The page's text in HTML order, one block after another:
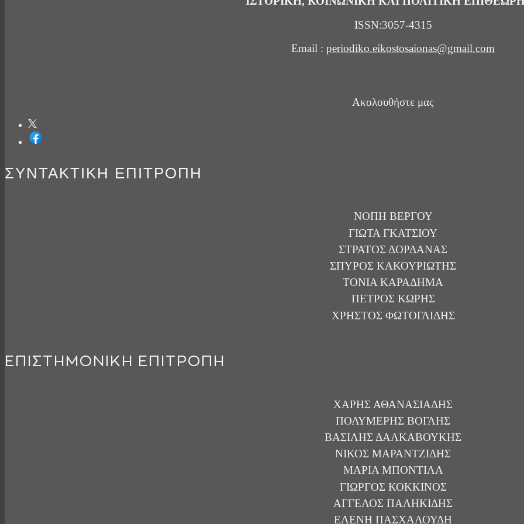
ISSN:3057-4315
Email : periodiko.eikostosaionas@gmail.com
Ακολουθήστε μας
ΣΥΝΤΑΚΤΙΚΗ ΕΠΙΤΡΟΠΗ
ΝΟΠΗ ΒΕΡΓΟΥ
ΓΙΩΤΑ ΓΚΑΤΣΙΟΥ
ΣΤΡΑΤΟΣ ΔΟΡΔΑΝΑΣ
ΣΠΥΡΟΣ ΚΑΚΟΥΡΙΩΤΗΣ
ΤΟΝΙΑ ΚΑΡΑΔΗΜΑ
ΠΕΤΡΟΣ ΚΩΡΗΣ
ΧΡΗΣΤΟΣ ΦΩΤΟΓΛΙΔΗΣ
ΕΠΙΣΤΗΜΟΝΙΚΗ ΕΠΙΤΡΟΠΗ
ΧΑΡΗΣ ΑΘΑΝΑΣΙΑΔΗΣ
ΠΟΛΥΜΕΡΗΣ ΒΟΓΛΗΣ
ΒΑΣΙΛΗΣ ΔΑΛΚΑΒΟΥΚΗΣ
ΝΙΚΟΣ ΜΑΡΑΝΤΖΙΔΗΣ
ΜΑΡΙΑ ΜΠΟΝΤΙΛΑ
ΓΙΩΡΓΟΣ ΚΟΚΚΙΝΟΣ
ΑΓΓΕΛΟΣ ΠΑΛΗΚΙΔΗΣ
ΕΛΕΝΗ ΠΑΣΧΑΛΟΥΔΗ